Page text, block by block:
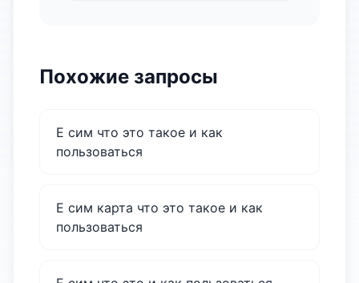
Похожие запросы
Е сим что это такое и как
пользоваться
Е сим карта что это такое и как
пользоваться